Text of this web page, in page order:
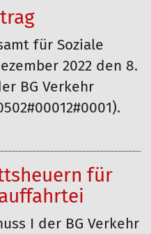
für Soziale
2022 den 8.
BG Verkehr
für
I der BG Verkehr